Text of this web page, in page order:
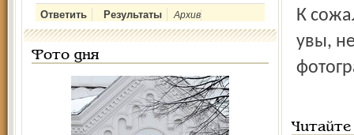
Архив
Фото дня
К
увы,